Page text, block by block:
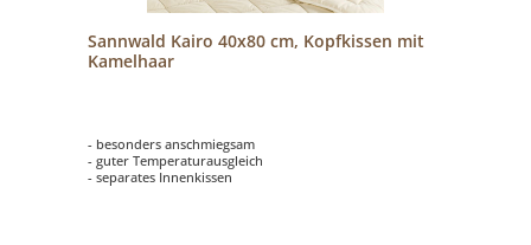
Sannwald Kairo 40x80 cm, Kopfkissen mit
Kamelhaar
- besonders anschmiegsam
- guter Temperaturausgleich
- separates Innenkissen